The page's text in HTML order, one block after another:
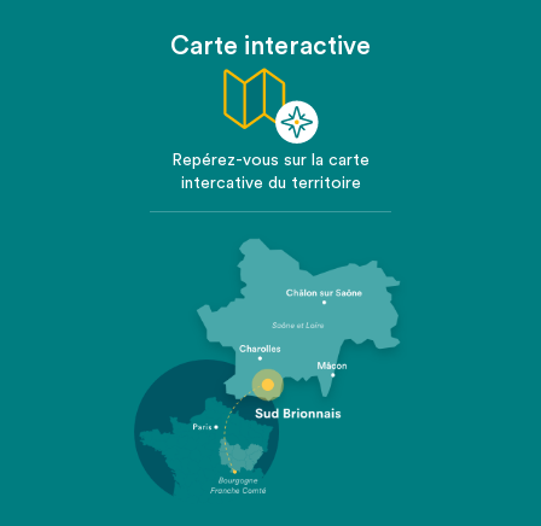
Carte interactive
Repérez-vous sur la carte
intercative du territoire